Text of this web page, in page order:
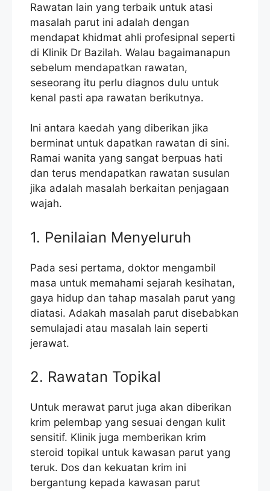
Rawatan lain yang terbaik untuk atasi
masalah parut ini adalah dengan
mendapat khidmat ahli profesipnal seperti
di Klinik Dr Bazilah. Walau bagaimanapun
sebelum mendapatkan rawatan,
seseorang itu perlu diagnos dulu untuk
kenal pasti apa rawatan berikutnya.
Ini antara kaedah yang diberikan jika
berminat untuk dapatkan rawatan di sini.
Ramai wanita yang sangat berpuas hati
dan terus mendapatkan rawatan susulan
jika adalah masalah berkaitan penjagaan
wajah.
1. Penilaian Menyeluruh
Pada sesi pertama, doktor mengambil
masa untuk memahami sejarah kesihatan,
gaya hidup dan tahap masalah parut yang
diatasi. Adakah masalah parut disebabkan
semulajadi atau masalah lain seperti
jerawat.
2. Rawatan Topikal
Untuk merawat parut juga akan diberikan
krim pelembap yang sesuai dengan kulit
sensitif. Klinik juga memberikan krim
steroid topikal untuk kawasan parut yang
teruk. Dos dan kekuatan krim ini
bergantung kepada kawasan parut